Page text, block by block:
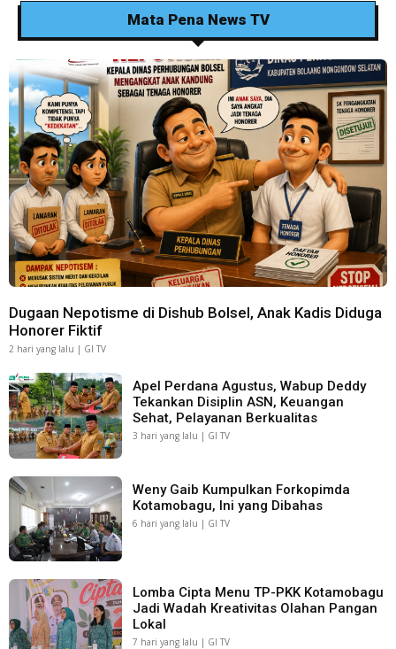
Mata Pena News TV
Dugaan Nepotisme di Dishub Bolsel, Anak Kadis Diduga
Honorer Fiktif
2 hari yang lalu | GI TV
Apel Perdana Agustus, Wabup Deddy
Tekankan Disiplin ASN, Keuangan
Sehat, Pelayanan Berkualitas
3 hari yang lalu | GI TV
Weny Gaib Kumpulkan Forkopimda
Kotamobagu, Ini yang Dibahas
6 hari yang lalu | GI TV
Lomba Cipta Menu TP-PKK Kotamobagu
Jadi Wadah Kreativitas Olahan Pangan
Lokal
7 hari yang lalu | GI TV